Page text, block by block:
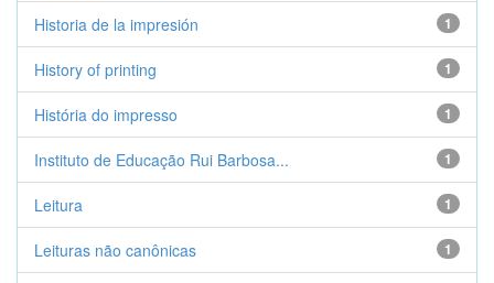
1
Historia de la impresión
1
History of printing
1
História do impresso
1
Instituto de Educação Rui Barbosa...
1
Leitura
1
Leituras não canônicas